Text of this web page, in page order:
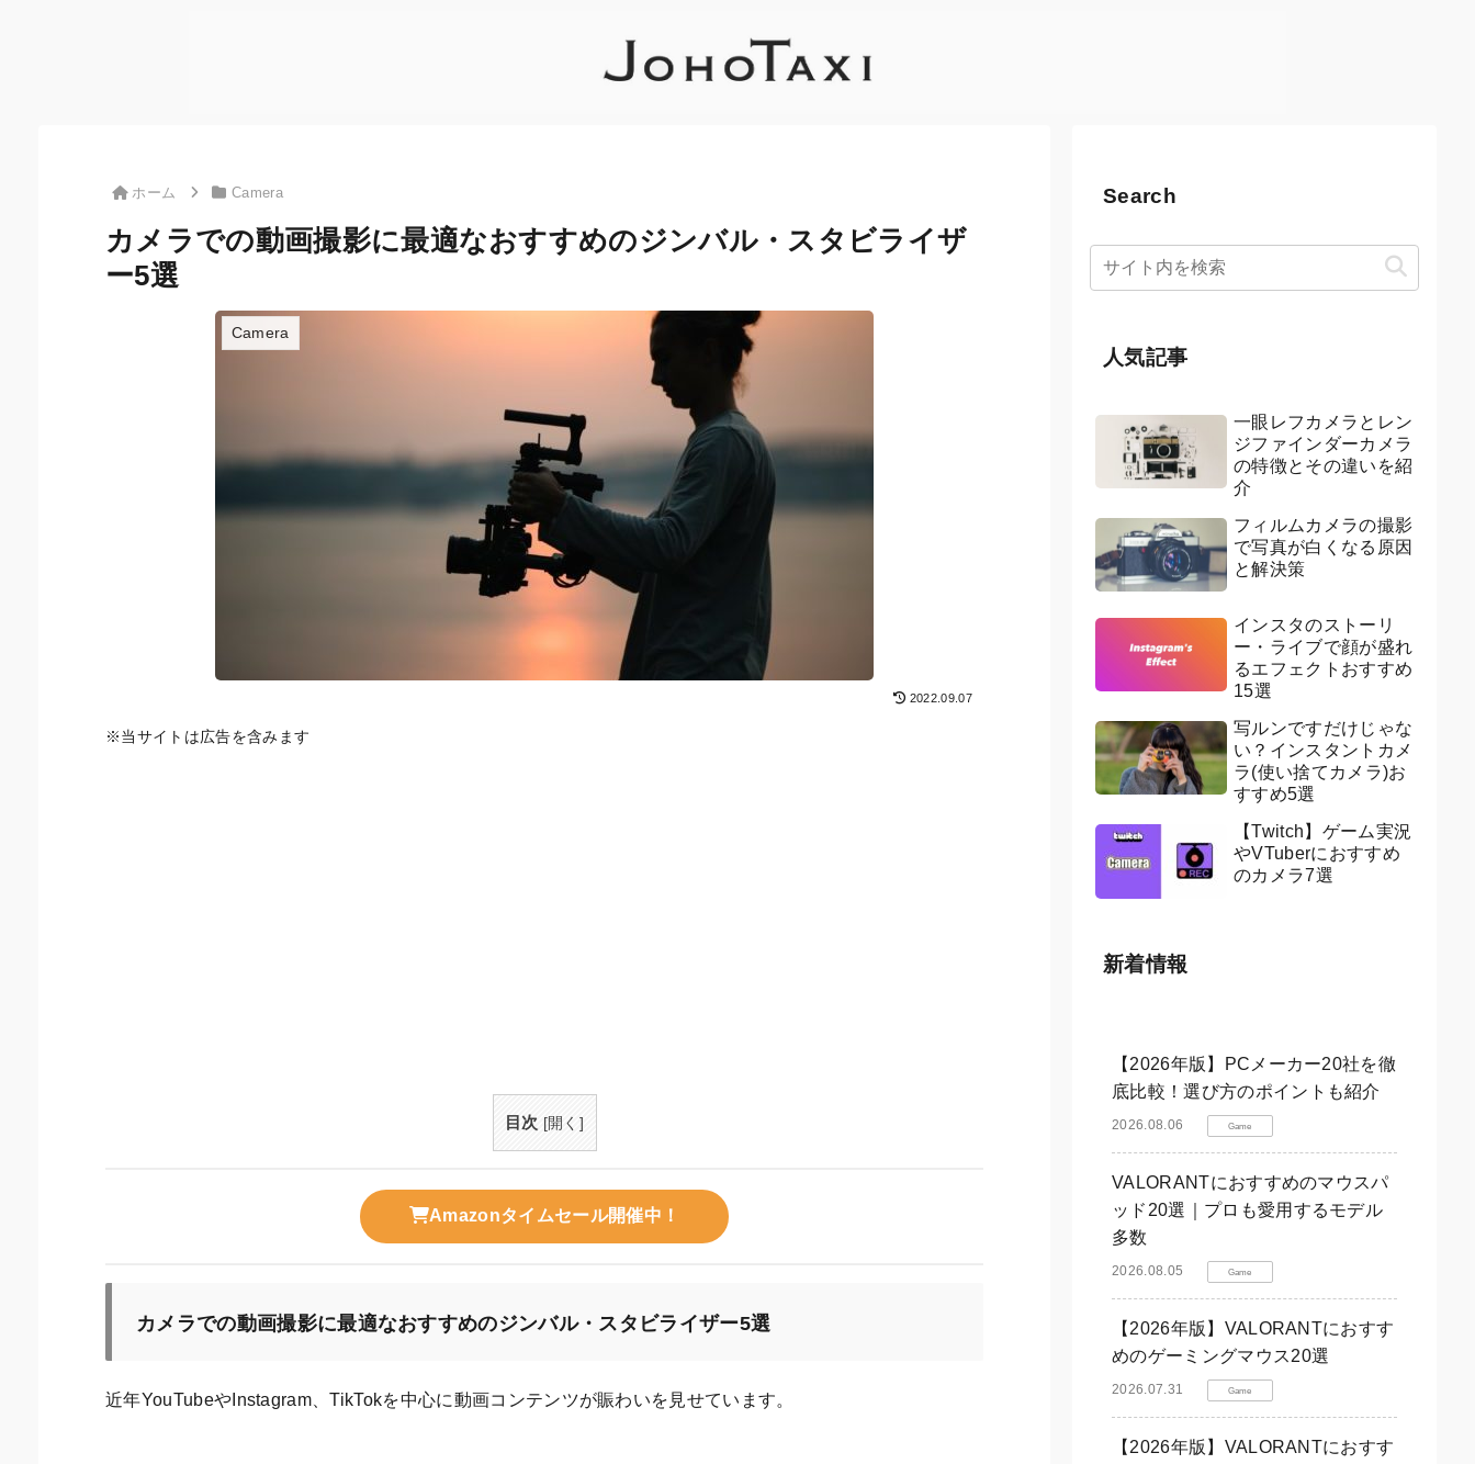
ホーム Camera
カメラでの動画撮影に最適なおすすめのジンバル・スタビライザ
ー5選
Camera
2022.09.07
※当サイトは広告を含みます
目次 [開く ]
Amazonタイムセール開催中！
カメラでの動画撮影に最適なおすすめのジンバル・スタビライザー5選
近年YouTubeやInstagram、TikTokを中心に動画コンテンツが賑わいを見せています。
Search
人気記事
一眼レフカメラとレン
ジファインダーカメラ
の特徴とその違いを紹
介
フィルムカメラの撮影
で写真が白くなる原因
と解決策
インスタのストーリ
ー・ライブで顔が盛れ
るエフェクトおすすめ
15選
写ルンですだけじゃな
い？インスタントカメ
ラ(使い捨てカメラ)お
すすめ5選
【Twitch】ゲーム実況
やVTuberにおすすめ
のカメラ7選
新着情報
【2026年版】PCメーカー20社を徹
底比較！選び方のポイントも紹介
2026.08.06 Game
VALORANTにおすすめのマウスパ
ッド20選｜プロも愛用するモデル
多数
2026.08.05 Game
【2026年版】VALORANTにおすす
めのゲーミングマウス20選
2026.07.31 Game
【2026年版】VALORANTにおすす